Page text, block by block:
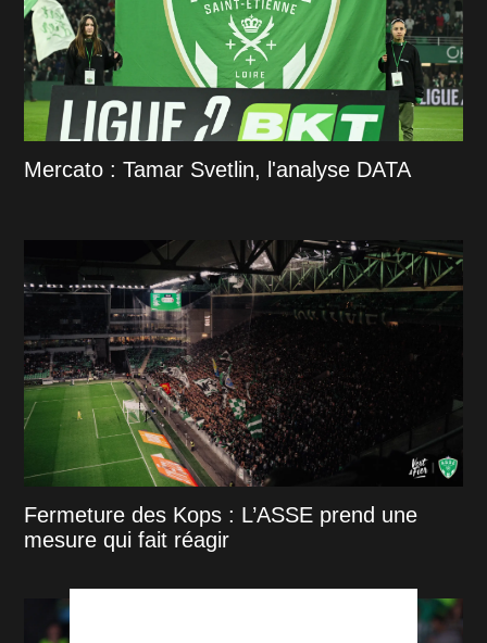
Mercato : Tamar Svetlin, l'analyse DATA
Fermeture des Kops : L’ASSE prend une
mesure qui fait réagir